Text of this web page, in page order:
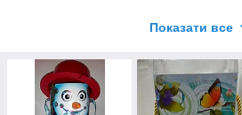
буде дуже приємно і цікаво,коли
Мороза ,в садочку чи школі.Упаковка
картону і після свят може
шкатулки,футляра.
Показати все